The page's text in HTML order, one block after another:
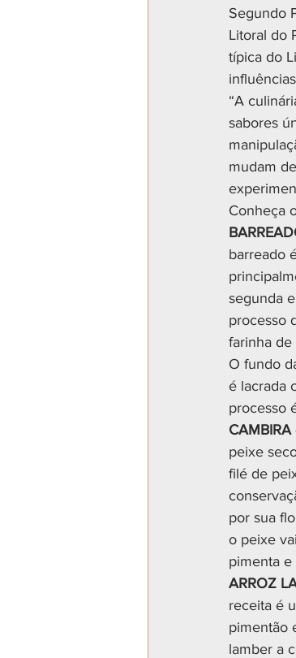
Segundo
Litoral do
típica do
“A
sabores
mudam
Conheça
barreado
segunda
processo
farinha de
O fundo
é lacrada
processo
CAMBIRA
peixe
filé de
por sua
o peixe
pimenta e
ARROZ
receita é
pimentão
lamber a